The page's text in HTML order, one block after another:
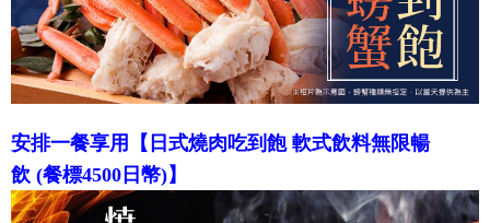
安排一餐享用
【日式燒肉吃到飽 軟式飲料無限暢
飲 (餐標4500日幣)】